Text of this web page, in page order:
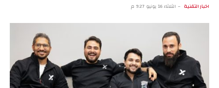
اخبار التقنية الثلاثاء 16 يونيو 9:27 م